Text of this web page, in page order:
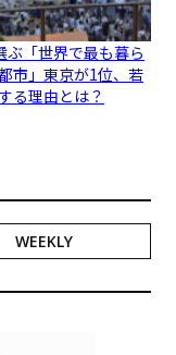
ぶ「世界で最も暮ら
市」東京が1位、若
る理由とは？
WEEKLY